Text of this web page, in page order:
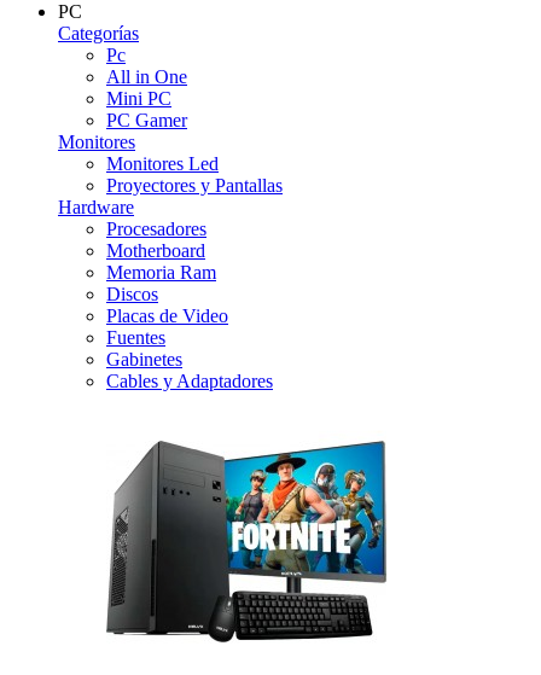
PC
Categorías
Pc
All in One
Mini PC
PC Gamer
Monitores
Monitores Led
Proyectores y Pantallas
Hardware
Procesadores
Motherboard
Memoria Ram
Discos
Placas de Video
Fuentes
Gabinetes
Cables y Adaptadores